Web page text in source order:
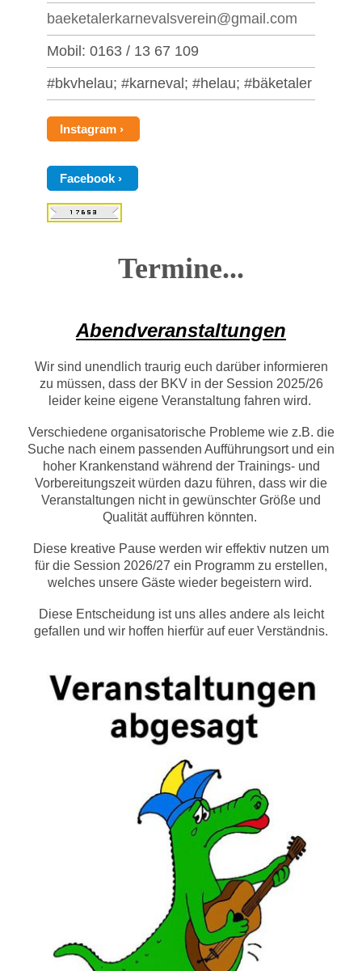
baeketalerkarnevalsverein@gmail.com
Mobil: 0163 / 13 67 109
#bkvhelau; #karneval; #helau; #bäketaler
Instagram
Facebook
Termine...
Abendveranstaltungen
Wir sind unendlich traurig euch darüber informieren
zu müssen, dass der BKV in der Session 2025/26
leider keine eigene Veranstaltung fahren wird.
Verschiedene organisatorische Probleme wie z.B. die
Suche nach einem passenden Aufführungsort und ein
hoher Krankenstand während der Trainings- und
Vorbereitungszeit würden dazu führen, dass wir die
Veranstaltungen nicht in gewünschter Größe und
Qualität aufführen könnten.
Diese kreative Pause werden wir effektiv nutzen um
für die Session 2026/27 ein Programm zu erstellen,
welches unsere Gäste wieder begeistern wird.
Diese Entscheidung ist uns alles andere als leicht
gefallen und wir hoffen hierfür auf euer Verständnis.